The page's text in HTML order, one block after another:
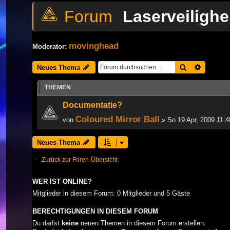
Moderator: movinghead
Neues Thema Suche
THEMEN
Documentatie?
von Coloured Mirror Ball » So 19 Apr, 2009
Neues Thema
Zurück zur Foren-Übersicht
WER IST ONLINE?
Mitglieder in diesem Forum: 0 Mitglieder und 5 Gäste
BERECHTIGUNGEN IN DIESEM FORUM
Du darfst keine neuen Themen in diesem Forum erstellen.